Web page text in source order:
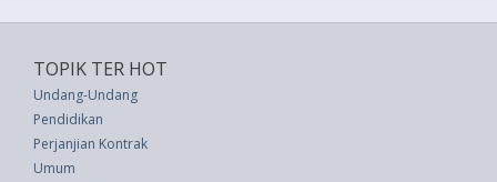
TOPIK TER HOT
Undang-Undang
Pendidikan
Perjanjian Kontrak
Umum